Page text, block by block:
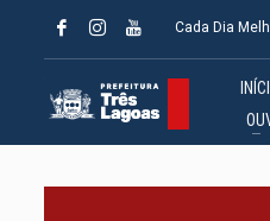
Cada Dia